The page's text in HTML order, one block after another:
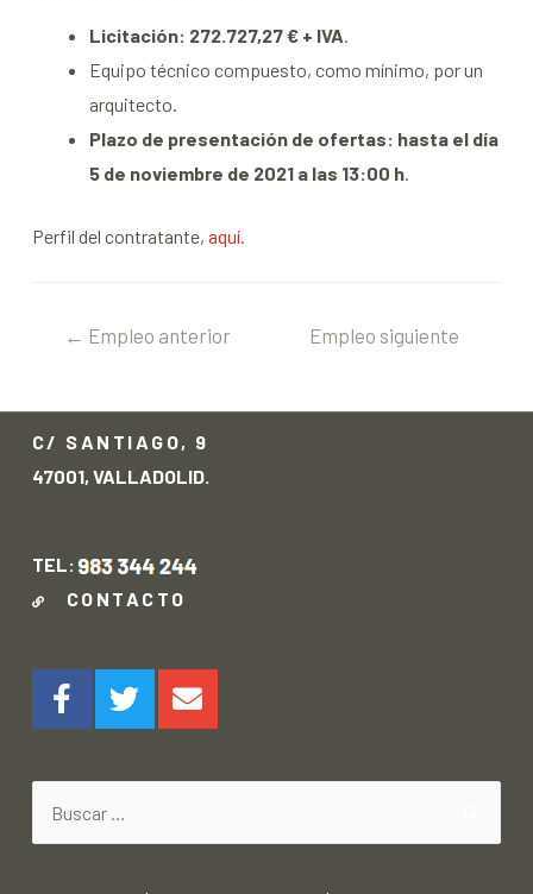
Licitación: 272.727,27 € + IVA.
Equipo técnico compuesto, como mínimo, por un
arquitecto.
Plazo de presentación de ofertas: hasta el día
5 de noviembre de 2021 a las 13:00 h.
Perfil del contratante, aquí.
← Empleo anterior
Empleo siguiente
C/ SANTIAGO, 9
47001, VALLADOLID.
TEL:
CONTACTO